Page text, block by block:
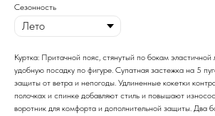
Сезонность
Куртка: Притачной пояс, стянутый по бокам эластичной
удобную посадку по фигуре. Супатная застежка на 5
защиты от ветра и непогоды. Удлиненные кокетки
полочках и спинке добавляют стиль и повышают
воротник для комфорта и дополнительной защиты. Два